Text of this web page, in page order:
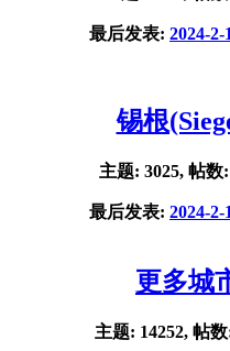
最后发表: 2024-2-
锡根
主题: 3025, 帖数
最后发表: 2024-2-
更多城
主题: 14252, 帖